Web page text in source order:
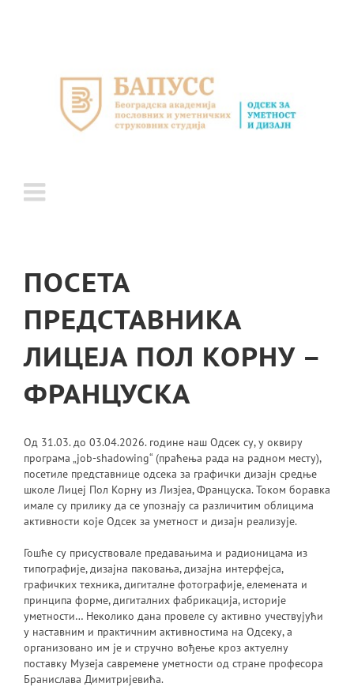
ПОСЕТА
ПРЕДСТАВНИКА
ЛИЦЕЈА ПОЛ КОРНУ –
ФРАНЦУСКА
Од 31.03. до 03.04.2026. године наш Одсек су, у оквиру
програма „job-shadowing“ (праћења рада на радном месту),
посетиле представнице одсека за графички дизајн средње
школе Лицеј Пол Корну из Лизјеа, Француска. Током боравка
имале су прилику да се упознају са различитим облицима
активности које Одсек за уметност и дизајн реализује.
Гошће су присуствовале предавањима и радионицама из
типографије, дизајна паковања, дизајна интерфејса,
графичких техника, дигиталне фотографије, елемената и
принципа форме, дигиталних фабрикација, историје
уметности… Неколико дана провеле су активно учествујући
у наставним и практичним активностима на Одсеку, а
организовано им је и стручно вођење кроз актуелну
поставку Музеја савремене уметности од стране професора
Бранислава Димитријевића.